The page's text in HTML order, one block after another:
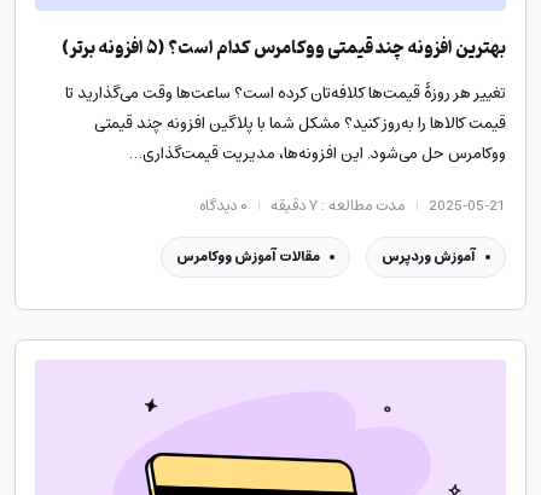
بهترین افزونه چند قیمتی ووکامرس کدام است؟ (۵ افزونه برتر)
تغییر هر روزۀ قیمت‌ها کلافه‌تان کرده است؟ ساعت‌ها وقت می‌گذارید تا
قیمت کالاها را به‌روز کنید؟ مشکل شما با پلاگین افزونه چند قیمتی
ووکامرس حل می‌شود. این افزونه‌ها، مدیریت قیمت‌گذاری…
2025-05-21 مدت مطالعه : ۷ دقیقه ۰دیدگاه
آموزش وردپرس مقالات آموزش ووکامرس